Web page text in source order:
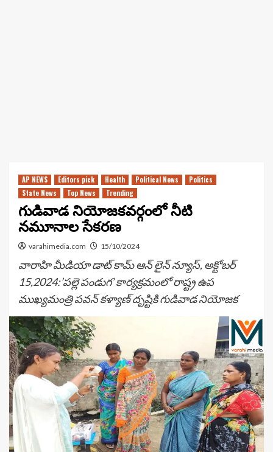
AP NEWS Editors pick Health Political News
Politics
State News
Top News Trending
గుడివాడ నియోజకవర్గంలో నీటి
నమూనాల సేకరణ
varahimedia.com 15/10/2024
వారాహి మీడియా డాట్ కామ్ ఆన్ లైన్ న్యూస్, అక్టోబర్
15,2024:’పల్లె పండుగ’ కార్యక్రమంలో రాష్ట్ర ఉప
ముఖ్యమంత్రి పవన్ కళ్యాణ్ దృష్టికి గుడివాడ నియోజక